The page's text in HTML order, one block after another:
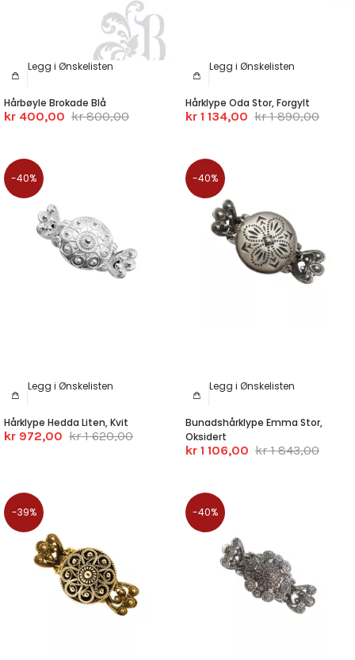
Legg i Ønskelisten
Hårbøyle Brokade Blå
kr 400,00 kr 800,00
Legg i Ønskelisten
Hårklype Oda Stor, Forgylt
kr 1 134,00 kr 1 890,00
-40%
Legg i Ønskelisten
Hårklype Hedda Liten, Kvit
kr 972,00 kr 1 620,00
-40%
Legg i Ønskelisten
Bunadshårklype Emma Stor,
Oksidert
kr 1 106,00 kr 1 843,00
-39% -40%